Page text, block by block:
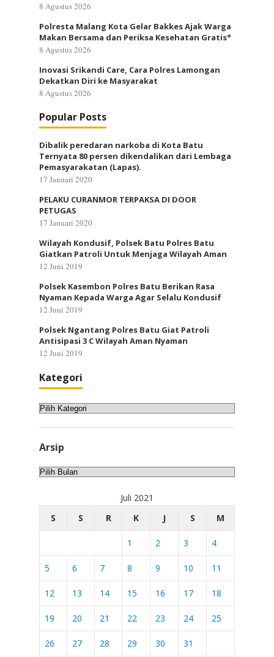
8 Agustus 2026
Polresta Malang Kota Gelar Bakkes Ajak Warga
Makan Bersama dan Periksa Kesehatan Gratis*
8 Agustus 2026
Inovasi Srikandi Care, Cara Polres Lamongan
Dekatkan Diri ke Masyarakat
8 Agustus 2026
Popular Posts
Dibalik peredaran narkoba di Kota Batu
Ternyata 80 persen dikendalikan dari Lembaga
Pemasyarakatan (Lapas).
17 Januari 2020
PELAKU CURANMOR TERPAKSA DI DOOR
PETUGAS
17 Januari 2020
Wilayah Kondusif, Polsek Batu Polres Batu
Giatkan Patroli Untuk Menjaga Wilayah Aman
12 Juni 2019
Polsek Kasembon Polres Batu Berikan Rasa
Nyaman Kepada Warga Agar Selalu Kondusif
12 Juni 2019
Polsek Ngantang Polres Batu Giat Patroli
Antisipasi 3 C Wilayah Aman Nyaman
12 Juni 2019
Kategori
Kategori
Arsip
Arsip
Juli 2021
S
S R K J S M
1 2 3 4
5 6 7 8 9 10 11
12 13 14 15 16 17 18
19 20 21 22 23 24 25
26 27 28 29 30 31